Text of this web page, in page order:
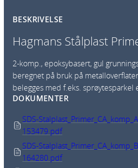
å
p
a
s
t
r
m
e
BESKRIVELSE
Hagmans Stålplast
2-komp., epoksybasert, gul
beregnet på bruk på
belegges med f.eks. sprøytesparkel
DOKUMENTER
SDS-
153479.pdf
SDS-
164280.pdf